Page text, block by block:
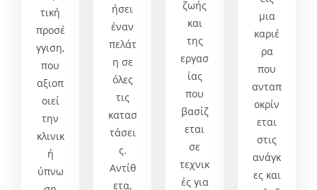
τική
προσέ
γγιση,
που
αξιοπ
οιεί
την
κλινικ
ή
ύπνω
ήσει
έναν
πελάτ
η σε
όλες
τις
κατασ
τάσει
ς.
Αντίθ
ετα,
ζωής
και
της
εργασ
ίας
που
βασίζ
εται
σε
τεχνικ
ές για
μια
καριέ
ρα
που
ανταπ
οκρίν
εται
στις
ανάγκ
ες και